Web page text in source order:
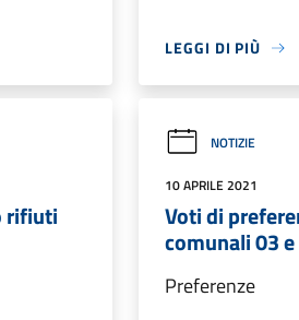
LEGGI DI PIÙ
rifiuti
NOTIZIE
10 APRILE 2021
Voti di
comunali 03
Preferenze